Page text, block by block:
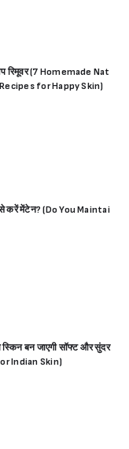
रिमूवर (7 Homemade Nat
for Happy Skin)
करें मेंटेन? (Do You Maintai
स्किन बन जाएगी सॉफ्ट और सुंदर
Indian Skin)